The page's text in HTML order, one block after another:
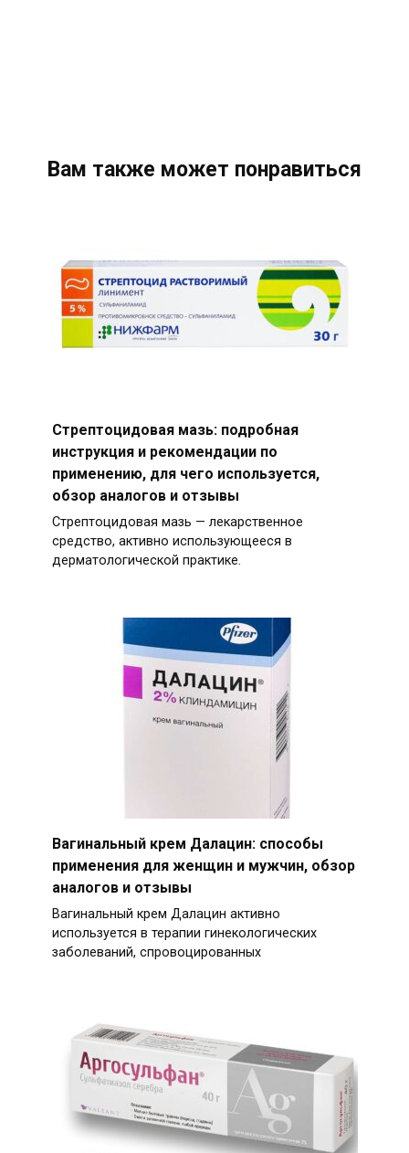
Вам также может понравиться
Стрептоцидовая мазь: подробная
инструкция и рекомендации по
применению, для чего используется,
обзор аналогов и отзывы
Стрептоцидовая мазь — лекарственное
средство, активно использующееся в
дерматологической практике.
Вагинальный крем Далацин: способы
применения для женщин и мужчин, обзор
аналогов и отзывы
Вагинальный крем Далацин активно
используется в терапии гинекологических
заболеваний, спровоцированных